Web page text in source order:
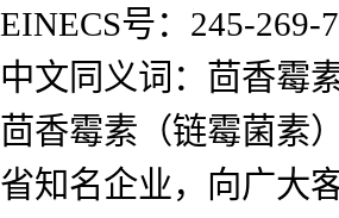
EINECS号：245-269-7
中文同义词：茴香霉
茴香霉素（链霉菌素
省知名企业，向广大